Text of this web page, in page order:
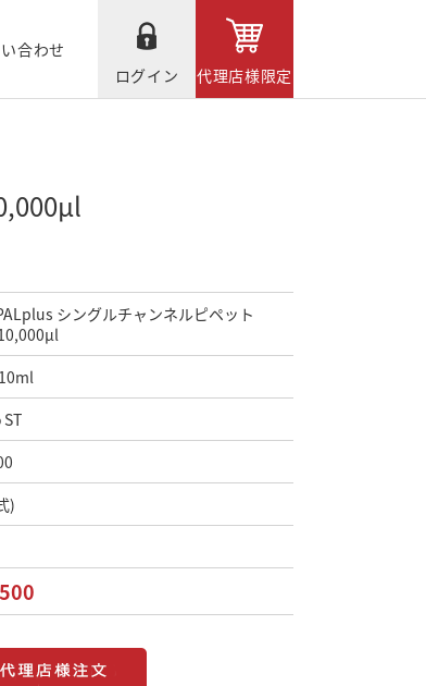
合わせ
ログイン
代理店様限定
シングルチャンネルピペット
)